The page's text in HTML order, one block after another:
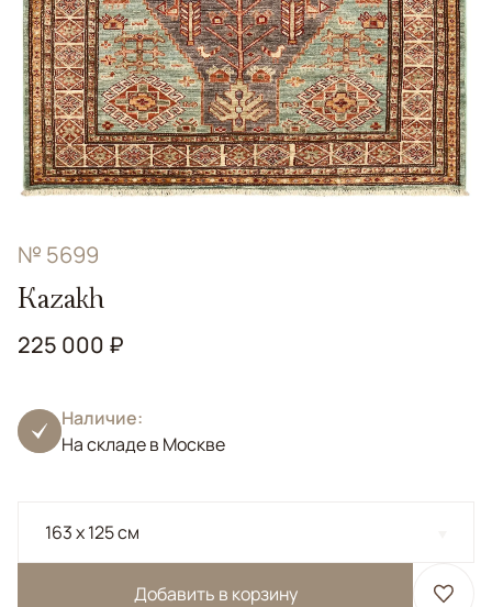
№ 5699
Kazakh
225 000 ₽
Наличие:
На складе в Москве
163 x 125 см
Добавить в корзину